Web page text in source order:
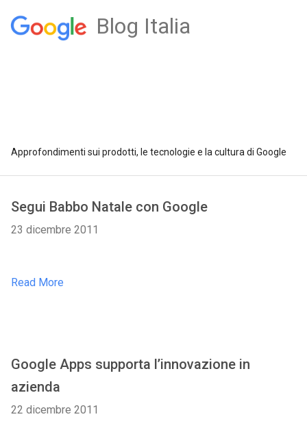
Blog Italia
Approfondimenti sui prodotti, le tecnologie e la cultura di Google
Segui Babbo Natale con Google
23 dicembre 2011
Read More
Google Apps supporta l’innovazione in
azienda
22 dicembre 2011